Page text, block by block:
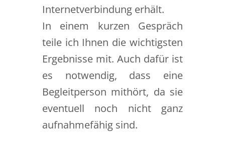
Internetverbindung erhält.
In einem kurzen Gespräch
teile ich Ihnen die wichtigsten
Ergebnisse mit. Auch dafür ist
es notwendig, dass eine
Begleitperson mithört, da sie
eventuell noch nicht ganz
aufnahmefähig sind.